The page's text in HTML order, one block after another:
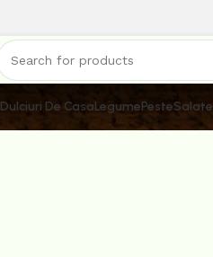
Dulciuri De CasaLegumePesteSalate